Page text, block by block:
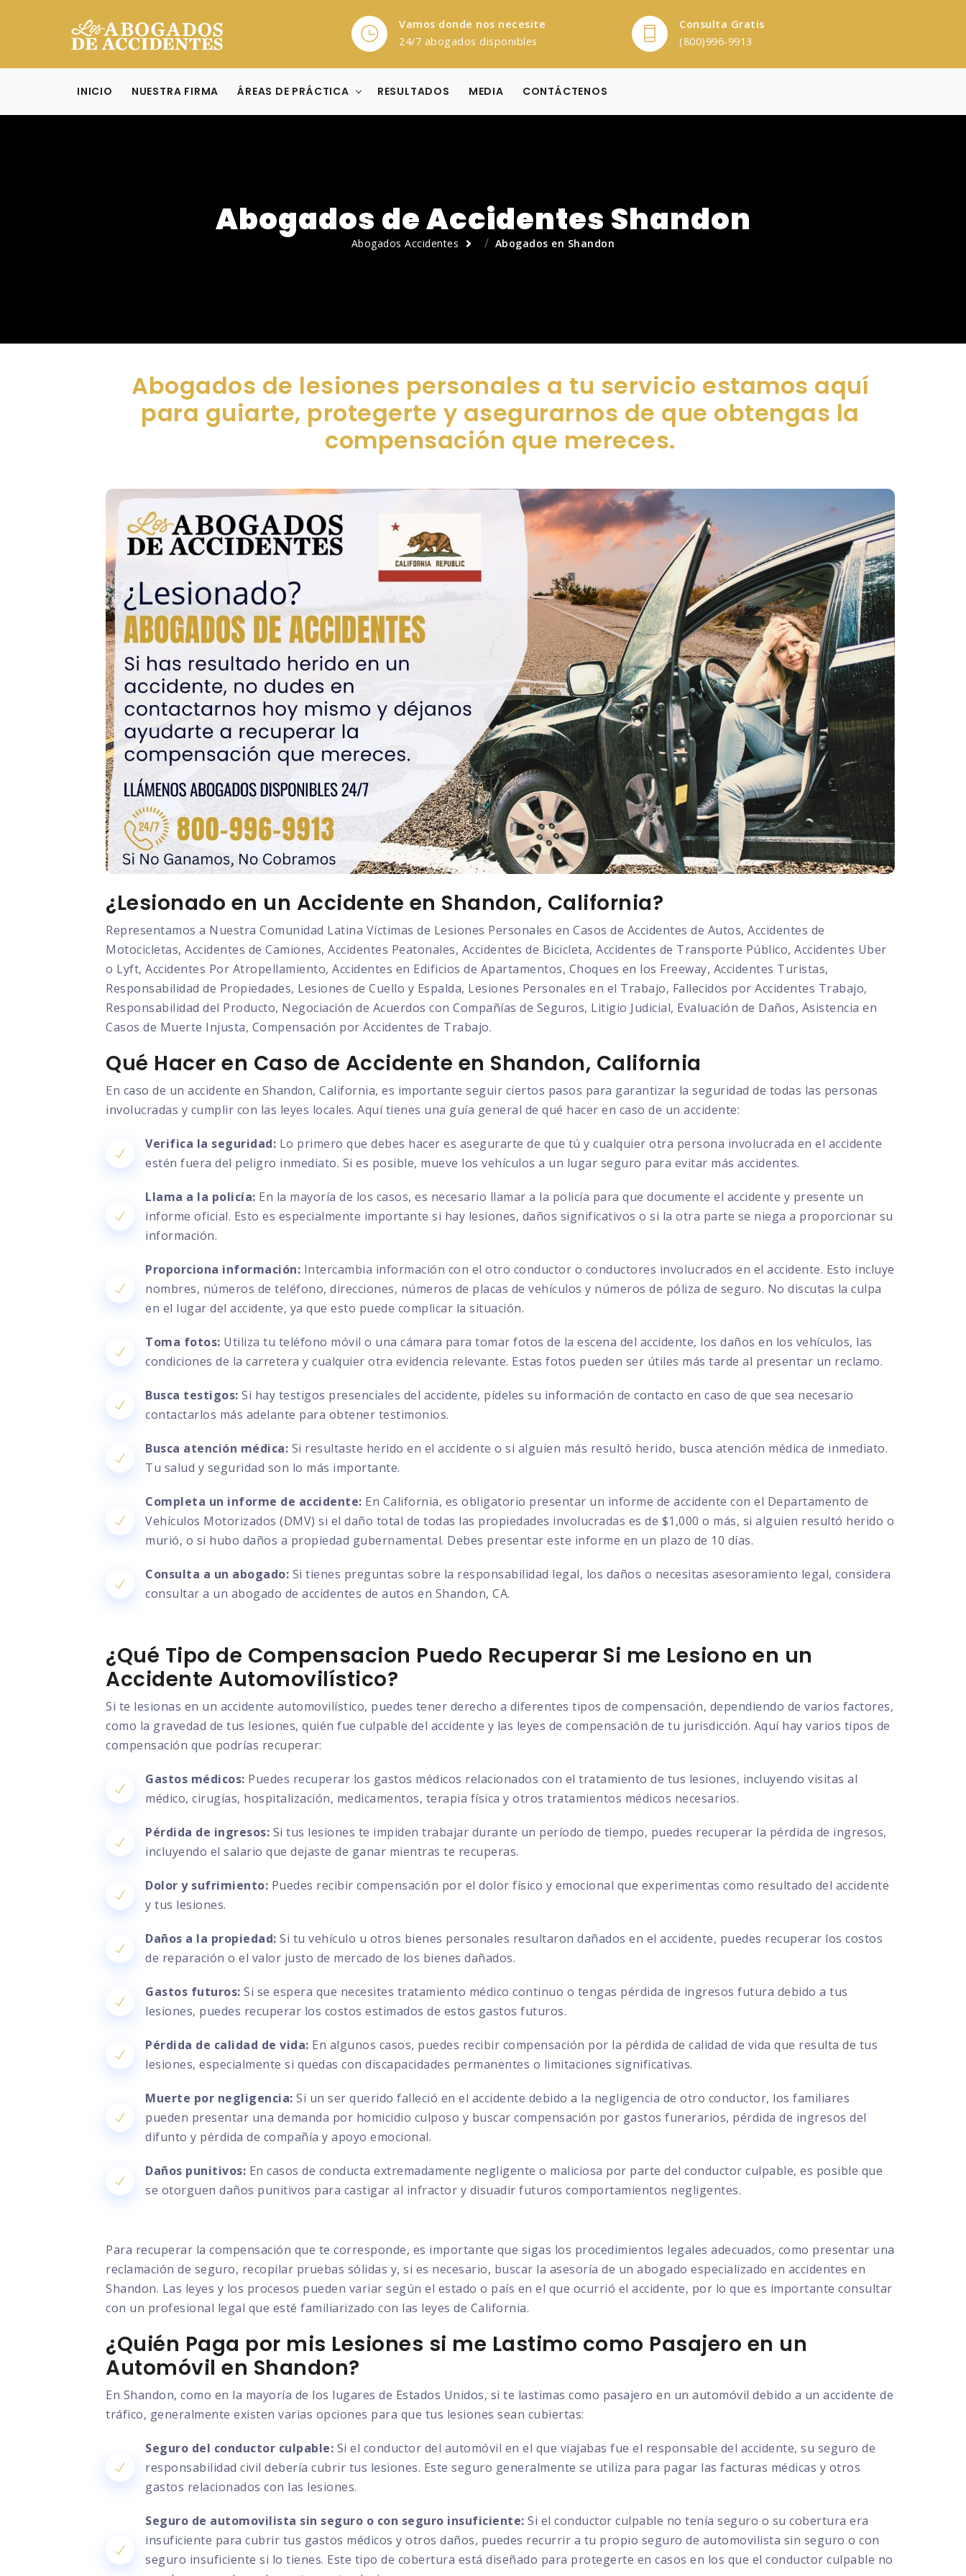
Vamos donde nos necesite
24/7 abogados disponibles
Consulta Gratis
(800)996-9913
INICIO NUESTRA FIRMA ÁREAS DE PRÁCTICA RESULTADOS MEDIA CONTÁCTENOS
Abogados de Accidentes Shandon
Abogados Accidentes Abogados en Shandon
Abogados de lesiones personales a tu servicio estamos aquí
para guiarte, protegerte y asegurarnos de que obtengas la
compensación que mereces.
¿Lesionado en un Accidente en Shandon, California?
Representamos a Nuestra Comunidad Latina Víctimas de Lesiones Personales en Casos de Accidentes de Autos, Accidentes de
Motocicletas, Accidentes de Camiones, Accidentes Peatonales, Accidentes de Bicicleta, Accidentes de Transporte Público, Accidentes Uber
o Lyft, Accidentes Por Atropellamiento, Accidentes en Edificios de Apartamentos, Choques en los Freeway, Accidentes Turistas,
Responsabilidad de Propiedades, Lesiones de Cuello y Espalda, Lesiones Personales en el Trabajo, Fallecidos por Accidentes Trabajo,
Responsabilidad del Producto, Negociación de Acuerdos con Compañías de Seguros, Litigio Judicial, Evaluación de Daños, Asistencia en
Casos de Muerte Injusta, Compensación por Accidentes de Trabajo.
Qué Hacer en Caso de Accidente en Shandon, California
En caso de un accidente en Shandon, California, es importante seguir ciertos pasos para garantizar la seguridad de todas las personas
involucradas y cumplir con las leyes locales. Aquí tienes una guía general de qué hacer en caso de un accidente:
Verifica la seguridad: Lo primero que debes hacer es asegurarte de que tú y cualquier otra persona involucrada en el accidente
estén fuera del peligro inmediato. Si es posible, mueve los vehículos a un lugar seguro para evitar más accidentes.
Llama a la policía: En la mayoría de los casos, es necesario llamar a la policía para que documente el accidente y presente un
informe oficial. Esto es especialmente importante si hay lesiones, daños significativos o si la otra parte se niega a proporcionar su
información.
Proporciona información: Intercambia información con el otro conductor o conductores involucrados en el accidente. Esto incluye
nombres, números de teléfono, direcciones, números de placas de vehículos y números de póliza de seguro. No discutas la culpa
en el lugar del accidente, ya que esto puede complicar la situación.
Toma fotos: Utiliza tu teléfono móvil o una cámara para tomar fotos de la escena del accidente, los daños en los vehículos, las
condiciones de la carretera y cualquier otra evidencia relevante. Estas fotos pueden ser útiles más tarde al presentar un reclamo.
Busca testigos: Si hay testigos presenciales del accidente, pídeles su información de contacto en caso de que sea necesario
contactarlos más adelante para obtener testimonios.
Busca atención médica: Si resultaste herido en el accidente o si alguien más resultó herido, busca atención médica de inmediato.
Tu salud y seguridad son lo más importante.
Completa un informe de accidente: En California, es obligatorio presentar un informe de accidente con el Departamento de
Vehículos Motorizados (DMV) si el daño total de todas las propiedades involucradas es de $1,000 o más, si alguien resultó herido o
murió, o si hubo daños a propiedad gubernamental. Debes presentar este informe en un plazo de 10 días.
Consulta a un abogado: Si tienes preguntas sobre la responsabilidad legal, los daños o necesitas asesoramiento legal, considera
consultar a un abogado de accidentes de autos en Shandon, CA.
¿Qué Tipo de Compensacion Puedo Recuperar Si me Lesiono en un
Accidente Automovilístico?
Si te lesionas en un accidente automovilístico, puedes tener derecho a diferentes tipos de compensación, dependiendo de varios factores,
como la gravedad de tus lesiones, quién fue culpable del accidente y las leyes de compensación de tu jurisdicción. Aquí hay varios tipos de
compensación que podrías recuperar:
Gastos médicos: Puedes recuperar los gastos médicos relacionados con el tratamiento de tus lesiones, incluyendo visitas al
médico, cirugías, hospitalización, medicamentos, terapia física y otros tratamientos médicos necesarios.
Pérdida de ingresos: Si tus lesiones te impiden trabajar durante un período de tiempo, puedes recuperar la pérdida de ingresos,
incluyendo el salario que dejaste de ganar mientras te recuperas.
Dolor y sufrimiento: Puedes recibir compensación por el dolor físico y emocional que experimentas como resultado del accidente
y tus lesiones.
Daños a la propiedad: Si tu vehículo u otros bienes personales resultaron dañados en el accidente, puedes recuperar los costos
de reparación o el valor justo de mercado de los bienes dañados.
Gastos futuros: Si se espera que necesites tratamiento médico continuo o tengas pérdida de ingresos futura debido a tus
lesiones, puedes recuperar los costos estimados de estos gastos futuros.
Pérdida de calidad de vida: En algunos casos, puedes recibir compensación por la pérdida de calidad de vida que resulta de tus
lesiones, especialmente si quedas con discapacidades permanentes o limitaciones significativas.
Muerte por negligencia: Si un ser querido falleció en el accidente debido a la negligencia de otro conductor, los familiares
pueden presentar una demanda por homicidio culposo y buscar compensación por gastos funerarios, pérdida de ingresos del
difunto y pérdida de compañía y apoyo emocional.
Daños punitivos: En casos de conducta extremadamente negligente o maliciosa por parte del conductor culpable, es posible que
se otorguen daños punitivos para castigar al infractor y disuadir futuros comportamientos negligentes.
Para recuperar la compensación que te corresponde, es importante que sigas los procedimientos legales adecuados, como presentar una
reclamación de seguro, recopilar pruebas sólidas y, si es necesario, buscar la asesoría de un abogado especializado en accidentes en
Shandon. Las leyes y los procesos pueden variar según el estado o país en el que ocurrió el accidente, por lo que es importante consultar
con un profesional legal que esté familiarizado con las leyes de California.
¿Quién Paga por mis Lesiones si me Lastimo como Pasajero en un
Automóvil en Shandon?
En Shandon, como en la mayoría de los lugares de Estados Unidos, si te lastimas como pasajero en un automóvil debido a un accidente de
tráfico, generalmente existen varias opciones para que tus lesiones sean cubiertas:
Seguro del conductor culpable: Si el conductor del automóvil en el que viajabas fue el responsable del accidente, su seguro de
responsabilidad civil debería cubrir tus lesiones. Este seguro generalmente se utiliza para pagar las facturas médicas y otros
gastos relacionados con las lesiones.
Seguro de automovilista sin seguro o con seguro insuficiente: Si el conductor culpable no tenía seguro o su cobertura era
insuficiente para cubrir tus gastos médicos y otros daños, puedes recurrir a tu propio seguro de automovilista sin seguro o con
seguro insuficiente si lo tienes. Este tipo de cobertura está diseñado para protegerte en casos en los que el conductor culpable no